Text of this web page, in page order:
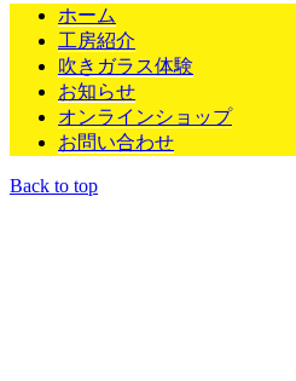
ホーム
工房紹介
吹きガラス体験
お知らせ
オンラインショップ
お問い合わせ
Back to top